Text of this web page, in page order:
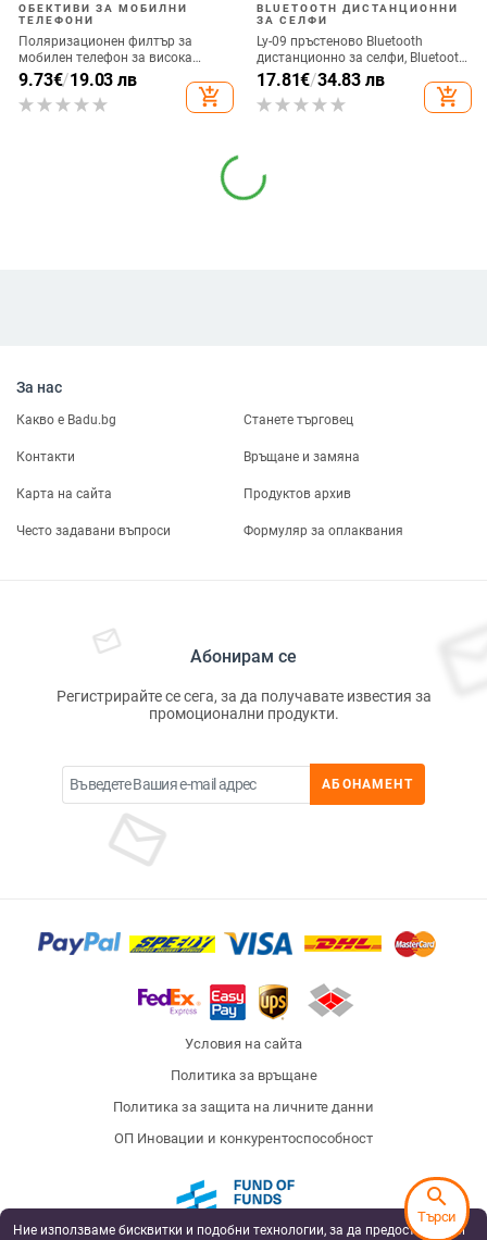
ОБЕКТИВИ ЗА МОБИЛНИ
ТЕЛЕФОНИ
Поляризационен филтър за
мобилен телефон за висока
резолюция — ND филтър, модел
GZM
9.73€/19.03 лв
add_shopping_cart
BLUETOOTH ДИСТАНЦИОННИ
ЗА СЕЛФИ
Ly-09 пръстеново Bluetooth
дистанционно за селфи, Bluetooth
5.3, ABS материал, тегло 10
17.81€/34.83 лв
add_shopping_cart
За нас
Какво е Badu.bg Станете търговец
Контакти Връщане и замяна
Карта на сайта Продуктов архив
Често задавани въпроси Формуляр за оплаквания
Абонирам се
Регистрирайте се сега, за да получавате известия за
промоционални продукти.
АБОНАМЕНТ
Условия на сайта
Политика за връщане
Политика за защита на личните данни
ОП Иновации и конкурентоспособност
Ние използваме бисквитки и подобни технологии, за да предоставяме и
search
Търси